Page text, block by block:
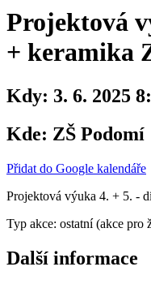
Projektová
+ keramika
Kdy: 3. 6. 2025
Kde: ZŠ Podomí
Přidat do Google kalendáře
Projektová výuka 4. + 5. -
Typ akce: ostatní (akce pro
Další informace